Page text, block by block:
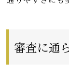
審査に通